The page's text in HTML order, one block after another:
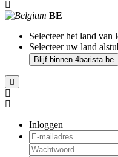
BE
Selecteer het land van
Selecteer uw land
Blijf binnen 4barista.be
Inloggen